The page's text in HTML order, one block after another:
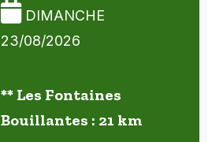
DIMANCHE
23/08/2026
** Les Fontaines
Bouillantes : 21 km